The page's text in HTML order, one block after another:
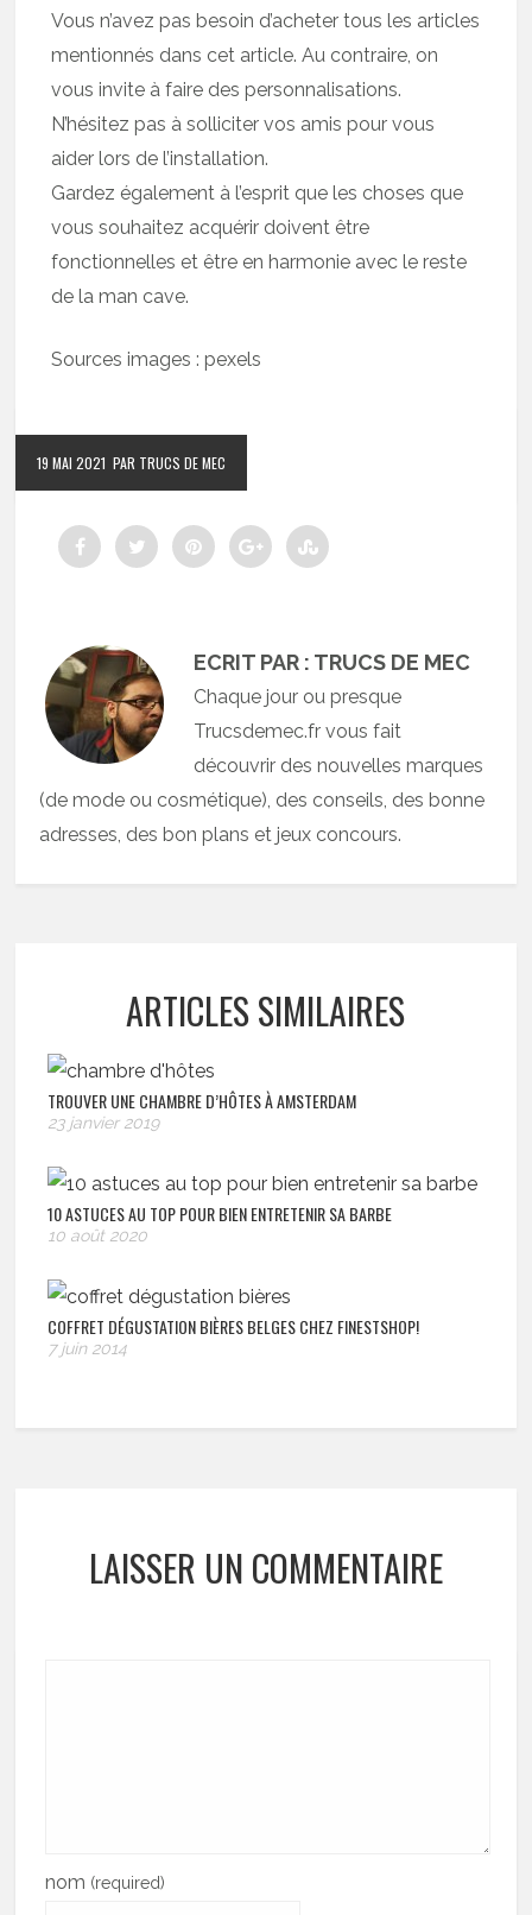
Vous n’avez pas besoin d’acheter tous les articles
mentionnés dans cet article. Au contraire, on
vous invite à faire des personnalisations.
N’hésitez pas à solliciter vos amis pour vous
aider lors de l’installation.
Gardez également à l’esprit que les choses que
vous souhaitez acquérir doivent être
fonctionnelles et être en harmonie avec le reste
de la man cave.
Sources images : pexels
19 MAI 2021 PAR TRUCS DE MEC
ECRIT PAR : TRUCS DE MEC
Chaque jour ou presque
Trucsdemec.fr vous fait
découvrir des nouvelles marques
(de mode ou cosmétique), des conseils, des bonne
adresses, des bon plans et jeux concours.
ARTICLES SIMILAIRES
TROUVER UNE CHAMBRE D’HÔTES À AMSTERDAM
23 janvier 2019
10 ASTUCES AU TOP POUR BIEN ENTRETENIR SA BARBE
10 août 2020
COFFRET DÉGUSTATION BIÈRES BELGES CHEZ FINESTSHOP!
7 juin 2014
LAISSER UN COMMENTAIRE
nom (required)